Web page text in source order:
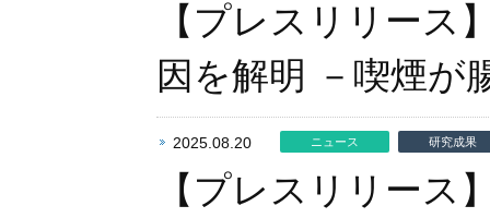
【プレスリリース
因を解明 －喫煙が
2025.08.20 ニュース 研究成果
【プレスリリース